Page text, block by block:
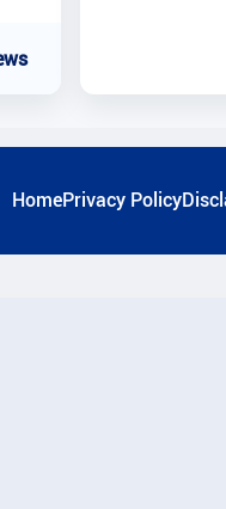
HomePrivacy Policy